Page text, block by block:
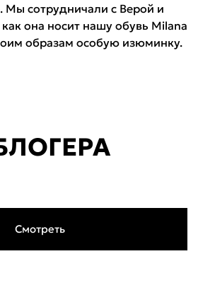
Мы сотрудничали с Верой и
она носит нашу обувь Milana
образам особую изюминку.
Смотреть
офертойиполитикой обработки
Проблемы со входом?